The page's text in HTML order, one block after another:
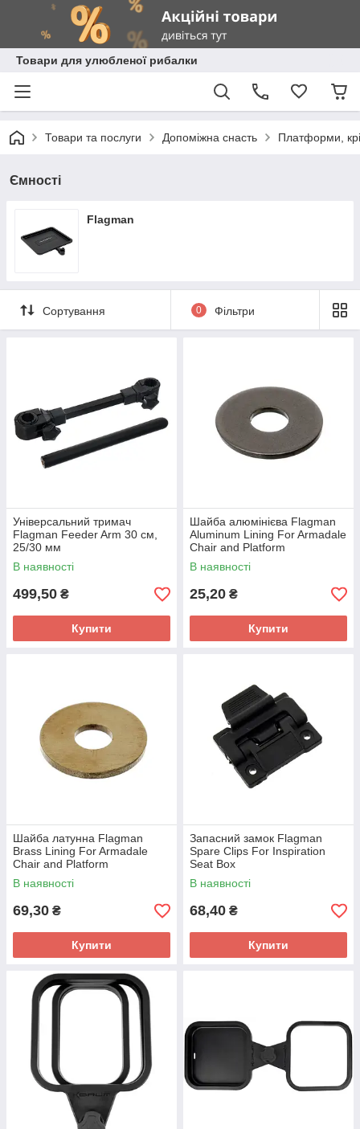
Товари для улюбленої рибалки
Товари та послуги Допоміжна снасть Платформи,
Ємності
Flagman
Сортування 0 Фільтри
Універсальний тримач
Flagman Feeder Arm 30 см,
25/30 мм
В наявності
499,50 ₴
Купити
Шайба алюмінієва Flagman
Aluminum Lining For Armadale
Chair and Platform
В наявності
25,20 ₴
Купити
Шайба латунна Flagman
Brass Lining For Armadale
Chair and Platform
В наявності
69,30 ₴
Купити
Запасний замок Flagman
Spare Clips For Inspiration
Seat Box
В наявності
68,40 ₴
Купити